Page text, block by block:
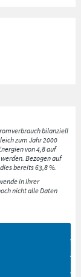
bilanziell
zum Jahr 2000
von 4,8 auf
Bezogen auf
bereits 63,8 %.
in Ihrer
nicht alle Daten